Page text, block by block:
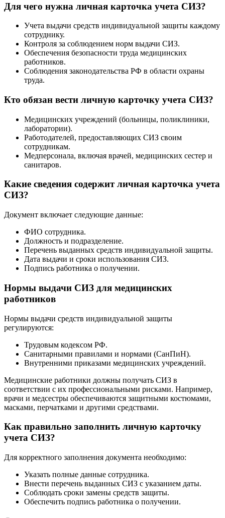
Для чего нужна личная карточка учета СИЗ?
Учета выдачи средств индивидуальной защиты каждому
сотруднику.
Контроля за соблюдением норм выдачи СИЗ.
Обеспечения безопасности труда медицинских
работников.
Соблюдения законодательства РФ в области охраны
труда.
Кто обязан вести личную карточку учета СИЗ?
Медицинских учреждений (больницы, поликлиники,
лаборатории).
Работодателей, предоставляющих СИЗ своим
сотрудникам.
Медперсонала, включая врачей, медицинских сестер и
санитаров.
Какие сведения содержит личная карточка учета
СИЗ?
Документ включает следующие данные:
ФИО сотрудника.
Должность и подразделение.
Перечень выданных средств индивидуальной защиты.
Дата выдачи и сроки использования СИЗ.
Подпись работника о получении.
Нормы выдачи СИЗ для медицинских
работников
Нормы выдачи средств индивидуальной защиты
регулируются:
Трудовым кодексом РФ.
Санитарными правилами и нормами (СанПиН).
Внутренними приказами медицинских учреждений.
Медицинские работники должны получать СИЗ в
соответствии с их профессиональными рисками. Например,
врачи и медсестры обеспечиваются защитными костюмами,
масками, перчатками и другими средствами.
Как правильно заполнить личную карточку
учета СИЗ?
Для корректного заполнения документа необходимо:
Указать полные данные сотрудника.
Внести перечень выданных СИЗ с указанием даты.
Соблюдать сроки замены средств защиты.
Обеспечить подпись работника о получении.